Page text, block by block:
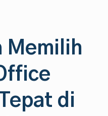
Memilih
di